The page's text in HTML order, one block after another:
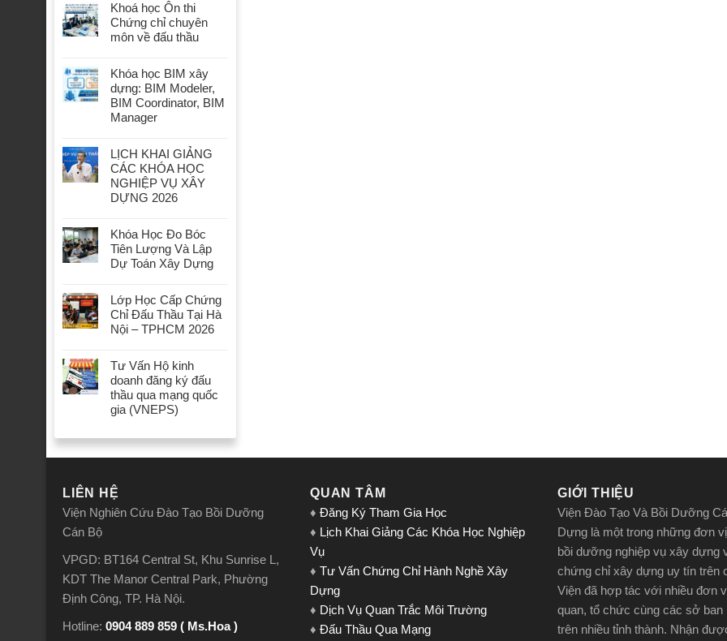
Khoá học Ôn thi
Chứng chỉ chuyên
môn về đấu thầu
Khóa học BIM xây
dựng: BIM Modeler,
BIM Coordinator, BIM
Manager
LỊCH KHAI GIẢNG
CÁC KHÓA HỌC
NGHIỆP VỤ XÂY
DỰNG 2026
Khóa Học Đo Bóc
Tiên Lượng Và Lập
Dự Toán Xây Dựng
Lớp Học Cấp Chứng
Chỉ Đấu Thầu Tại Hà
Nội – TPHCM 2026
Tư Vấn Hộ kinh
doanh đăng ký đấu
thầu qua mạng quốc
gia (VNEPS)
LIÊN HỆ
Viện Nghiên Cứu Đào Tạo Bồi Dưỡng
Cán Bộ
VPGD: BT164 Central St, Khu Sunrise L,
KDT The Manor Central Park, Phường
Định Công, TP. Hà Nội.
Hotline: 0904 889 859 ( Ms.Hoa )
QUAN TÂM
♦ Đăng Ký Tham Gia Học
♦ Lịch Khai Giảng Các Khóa Học Nghiệp
Vụ
♦ Tư Vấn Chứng Chỉ Hành Nghề Xây
Dựng
♦ Dịch Vụ Quan Trắc Môi Trường
♦ Đấu Thầu Qua Mạng
GIỚI THIỆU
Viện Đào Tạo Và Bồi Dưỡng
Dựng là một trong những đơn
bồi dưỡng nghiệp vụ xây dựng
chứng chỉ xây dựng uy tín trên
Viện đã hợp tác với nhiều đơn
quan, tổ chức cùng các sở ban
trên nhiều tỉnh thành. Nhận